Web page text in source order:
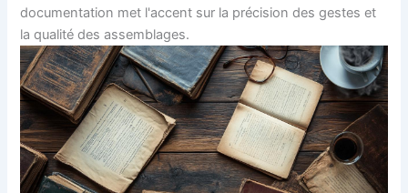
documentation met l'accent sur la précision des gestes et
la qualité des assemblages.